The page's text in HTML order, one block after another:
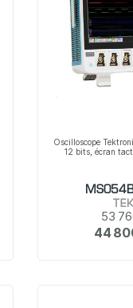
Oscilloscope
12 bits, écran
53
44